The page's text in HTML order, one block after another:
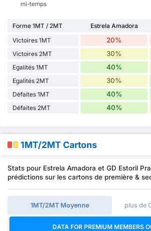
mi-temps
Forme 1MT / 2MT Estrela Amadora
Victoires 1MT
20%
Victoires 2MT 30%
Egalités 1MT 40%
Egalités 2MT 30%
Défaites 1MT 40%
Défaites 2MT 40%
1MT/2MT Cartons
Stats pour Estrela Amadora et GD Estoril
prédictions sur les cartons de première &
1MT/2MT Moyenne plus de
DATA FOR PREMIUM MEMBERS